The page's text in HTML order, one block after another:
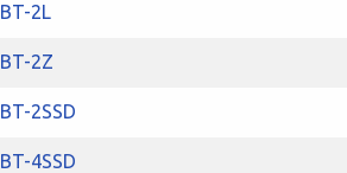
BT-2L
BT-2Z
BT-2SSD
BT-4SSD